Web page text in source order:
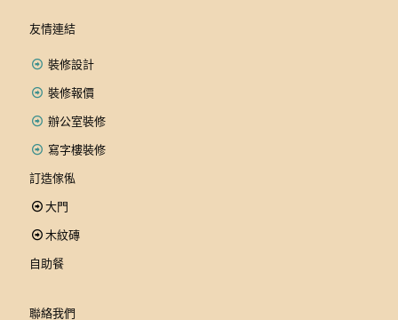
友情連結
裝修設計
裝修報價
辦公室裝修
寫字樓裝修
訂造傢俬
大門
木紋磚
自助餐
聯絡我們